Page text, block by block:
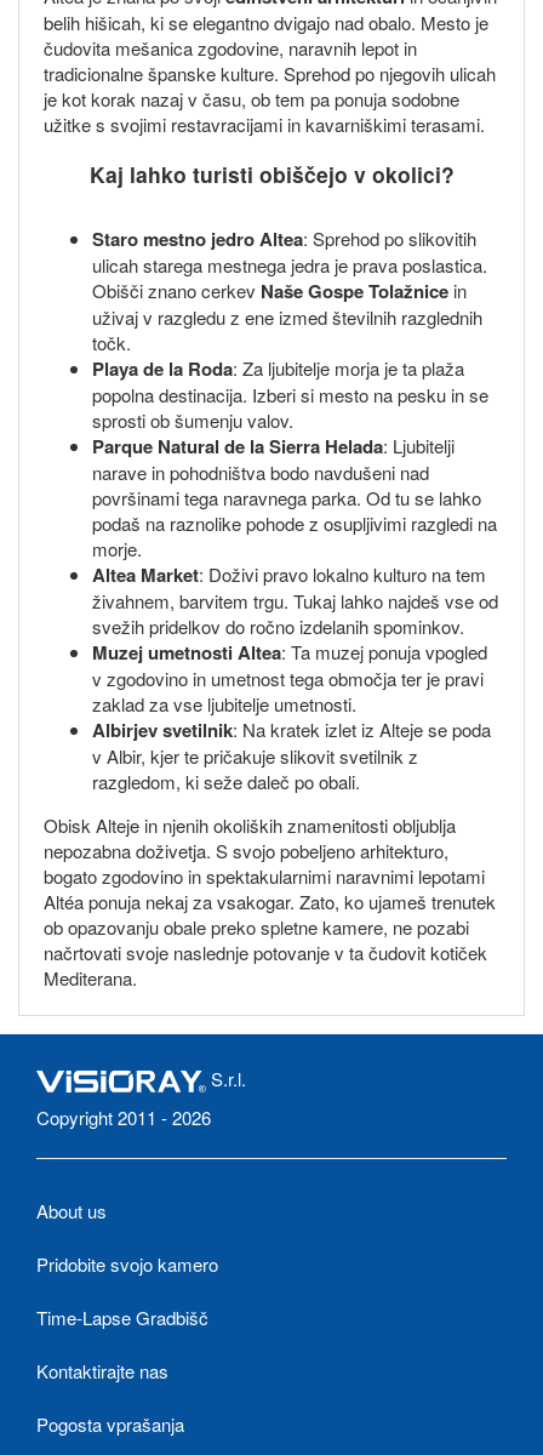
belih hišicah, ki se elegantno dvigajo nad obalo. Mesto je
čudovita mešanica zgodovine, naravnih lepot in
tradicionalne španske kulture. Sprehod po njegovih ulicah
je kot korak nazaj v času, ob tem pa ponuja sodobne
užitke s svojimi restavracijami in kavarniškimi terasami.
Kaj lahko turisti obiščejo v okolici?
Staro mestno jedro Altea: Sprehod po slikovitih
ulicah starega mestnega jedra je prava poslastica.
Obišči znano cerkev Naše Gospe Tolažnice in
uživaj v razgledu z ene izmed številnih razglednih
točk.
Playa de la Roda: Za ljubitelje morja je ta plaža
popolna destinacija. Izberi si mesto na pesku in se
sprosti ob šumenju valov.
Parque Natural de la Sierra Helada: Ljubitelji
narave in pohodništva bodo navdušeni nad
površinami tega naravnega parka. Od tu se lahko
podaš na raznolike pohode z osupljivimi razgledi na
morje.
Altea Market: Doživi pravo lokalno kulturo na tem
živahnem, barvitem trgu. Tukaj lahko najdeš vse od
svežih pridelkov do ročno izdelanih spominkov.
Muzej umetnosti Altea: Ta muzej ponuja vpogled
v zgodovino in umetnost tega območja ter je pravi
zaklad za vse ljubitelje umetnosti.
Albirjev svetilnik: Na kratek izlet iz Alteje se poda
v Albir, kjer te pričakuje slikovit svetilnik z
razgledom, ki seže daleč po obali.
Obisk Alteje in njenih okoliških znamenitosti obljublja
nepozabna doživetja. S svojo pobeljeno arhitekturo,
bogato zgodovino in spektakularnimi naravnimi lepotami
Altéa ponuja nekaj za vsakogar. Zato, ko ujameš trenutek
ob opazovanju obale preko spletne kamere, ne pozabi
načrtovati svoje naslednje potovanje v ta čudovit kotiček
Mediterana.
S.r.l.
Copyright 2011 - 2026
About us
Pridobite svojo kamero
Time-Lapse Gradbišč
Kontaktirajte nas
Pogosta vprašanja